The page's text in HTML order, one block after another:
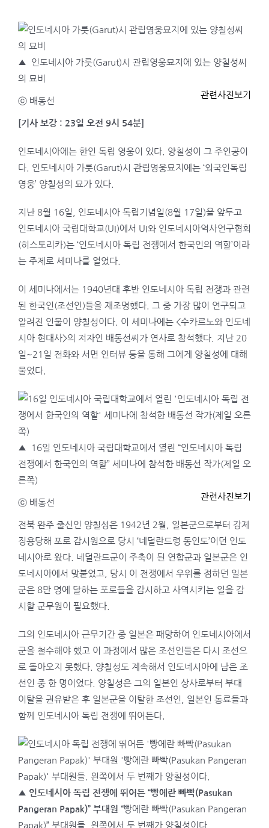
▲
인도네시아 가룻(Garut)시 관립영웅묘지에 있는 양칠성씨
의 묘비
ⓒ 배동선
관련사진보기
[기사 보강 : 23일 오전 9시 54분]
인도네시아에는 한인 독립 영웅이 있다. 양칠성이 그 주인공이
다. 인도네시아 가룻(Garut)시 관립영웅묘지에는 ‘외국인독립
영웅’ 양칠성의 묘가 있다.
지난 8월 16일, 인도네시아 독립기념일(8월 17일)을 앞두고
인도네시아 국립대학교(UI)에서 UI와 인도네시아역사연구협회
(히스토리카)는 ‘인도네시아 독립 전쟁에서 한국인의 역할’이라
는 주제로 세미나를 열었다.
이 세미나에서는 1940년대 후반 인도네시아 독립 전쟁과 관련
된 한국인(조선인)들을 재조명했다. 그 중 가장 많이 연구되고
알려진 인물이 양칠성이다. 이 세미나에는 <수카르노와 인도네
시아 현대사>의 저자인 배동선씨가 연사로 참석했다. 지난 20
일~21일 전화와 서면 인터뷰 등을 통해 그에게 양칠성에 대해
물었다.
▲
16일 인도네시아 국립대학교에서 열린 “인도네시아 독립
전쟁에서 한국인의 역할” 세미나에 참석한 배동선 작가(제일 오
른쪽)
ⓒ 배동선
관련사진보기
전북 완주 출신인 양칠성은 1942년 2월, 일본군으로부터 강제
징용당해 포로 감시원으로 당시 ‘네덜란드령 동인도’이던 인도
네시아로 왔다. 네덜란드군이 주축이 된 연합군과 일본군은 인
도네시아에서 맞붙었고, 당시 이 전쟁에서 우위를 점하던 일본
군은 8만 명에 달하는 포로들을 감시하고 사역시키는 일을 감
시할 군무원이 필요했다.
그의 인도네시아 근무기간 중 일본은 패망하여 인도네시아에서
군을 철수해야 했고 이 과정에서 많은 조선인들은 다시 조선으
로 돌아오지 못했다. 양칠성도 계속해서 인도네시아에 남은 조
선인 중 한 명이었다. 양칠성은 그의 일본인 상사로부터 부대
이탈을 권유받은 후 일본군을 이탈한 조선인, 일본인 동료들과
함께 인도네시아 독립 전쟁에 뛰어든다.
▲ 인도네시아 독립 전쟁에 뛰어든 “빵에란 빠빡(Pasukan
Pangeran Papak)” 부대원 “빵에란 빠빡(Pasukan Pangeran
Papak)” 부대원들. 왼쪽에서 두 번째가 양칠성이다.